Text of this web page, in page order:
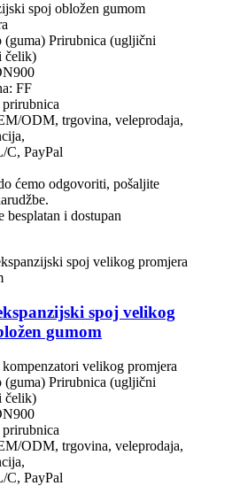
spoj obložen gumom
Prirubnica (ugljični
čelik)
FF
ODM, trgovina, veleprodaja,
C, PayPal
ćemo odgovoriti, pošaljite
besplatan i dostupan
spoj velikog
gumom
velikog promjera
Prirubnica (ugljični
čelik)
ODM, trgovina, veleprodaja,
C, PayPal